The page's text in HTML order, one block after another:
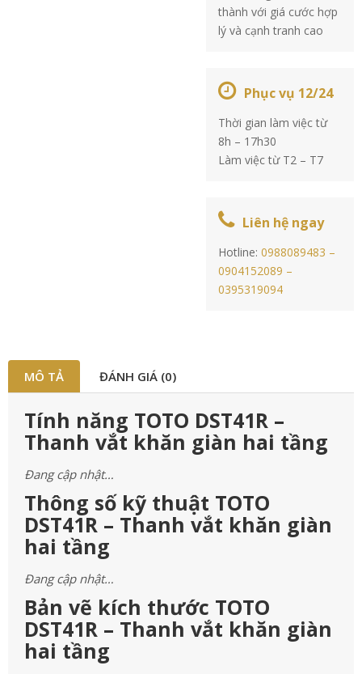
thành với giá cước hợp
lý và cạnh tranh cao
Phục vụ 12/24
Thời gian làm việc từ
8h – 17h30
Làm việc từ T2 – T7
Liên hệ ngay
Hotline:0988089483 –
0904152089 –
0395319094
MÔ TẢ ĐÁNH GIÁ (0)
Tính năng TOTO DST41R –
Thanh vắt khăn giàn hai tầng
Đang cập nhật…
Thông số kỹ thuật TOTO
DST41R – Thanh vắt khăn giàn
hai tầng
Đang cập nhật…
Bản vẽ kích thước TOTO
DST41R – Thanh vắt khăn giàn
hai tầng